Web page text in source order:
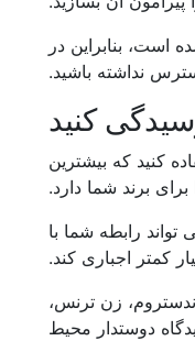
است، بنابراین در
نداشته باشید.
خاص استفاده کنید که بیشترین
برای برند شما دارد.
رابطه شما با
کمتر اجباری کند.
زن ترنس،
دوستدار محیط